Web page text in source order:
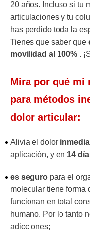
20 años. Incluso si tu
articulaciones y tu
has perdido toda la
Tienes que saber que
movilidad al 100% .
Mira por qué mi
para métodos
dolor articular:
Alivia el dolor
aplicación, y en 14
es seguro para el
molecular tiene forma
funcionan en total
humano. Por lo tanto
adicciones;